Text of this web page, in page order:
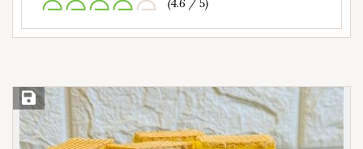
(4.6 / 5)
Save Recipe